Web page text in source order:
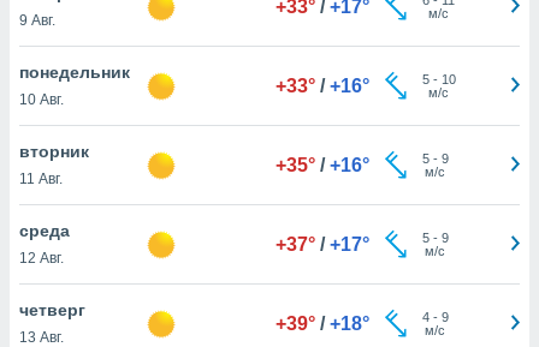
действия
рекламу
нашей
cookie
9 Авг.
+33° / +17°
м/с
понедельник
10 Авг.
+33° / +16° 5- 10
м/с
вторник
11 Авг.
+35° / +16° 5- 9
м/с
среда
12 Авг.
+37° / +17° 5- 9
м/с
четверг
13 Авг.
+39° / +18° 4- 9
м/с